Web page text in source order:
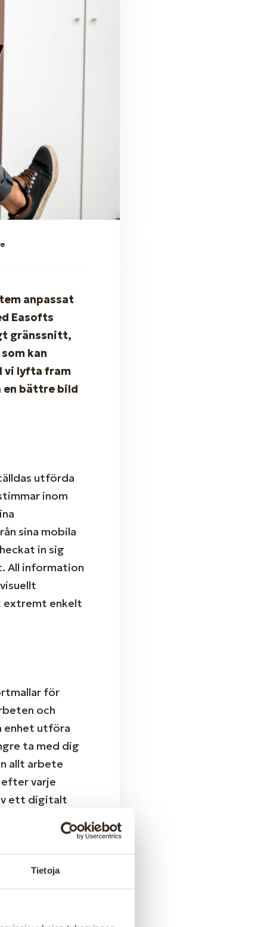
Tietoja
anpassat
Easofts
gränssnitt,
kan
vi lyfta fram
en bättre bild
utförda
inom
sina mobila
in sig
All information
extremt enkelt
för
och
enhet utföra
ta med dig
allt arbete
varje
ett digitalt
ert